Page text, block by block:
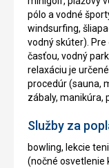
pólo a vodné
windsurfing,
vodný skúter).
časťou, vodný
relaxáciu je
procedúr (sauna,
zábaly, manikúra,
Služby za
bowling, lekcie
(nočné osvetlenie